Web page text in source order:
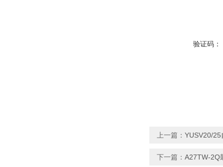
验证码：
上一篇： YUSV20/
下一篇： A27TW-2Q